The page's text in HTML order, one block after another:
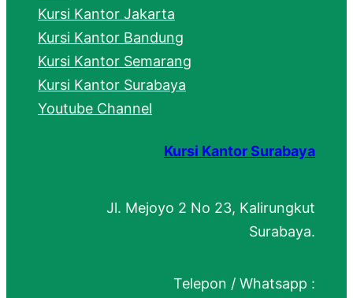
Kursi Kantor Jakarta
Kursi Kantor Bandung
Kursi Kantor Semarang
Kursi Kantor Surabaya
Youtube Channel
Kursi Kantor Surabaya
Jl. Mejoyo 2 No 23, Kalirungkut
Surabaya.
Telepon / Whatsapp :